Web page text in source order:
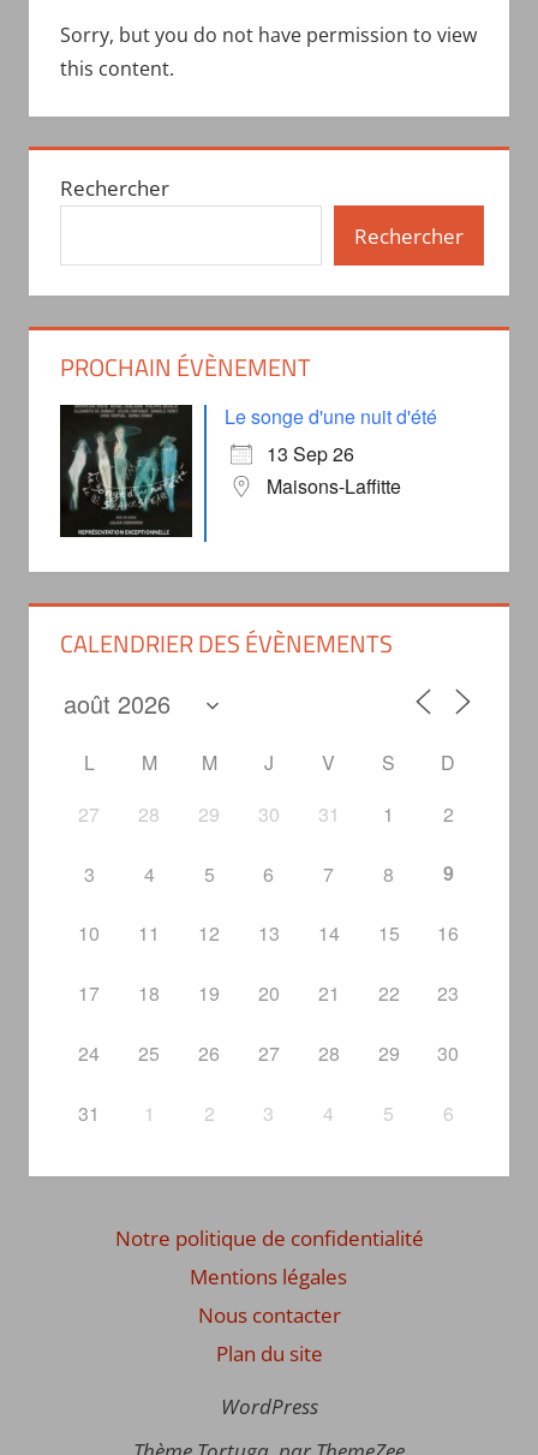
Sorry, but you do not have permission to view
this content.
Rechercher
Rechercher
PROCHAIN ÉVÈNEMENT
Le songe d'une nuit d'été
13 Sep 26
Maisons-Laffitte
CALENDRIER DES ÉVÈNEMENTS
L M M J V S
D
27
28 29 30 31 1 2
3 4 5 6 7 8 9
10 11 12 13 14 15 16
17 18 19 20 21 22 23
24 25 26 27 28 29 30
31 1 2 3 4 5 6
Nous contacter
Plan du site
Notre politique de confidentialité
Mentions légales
WordPress